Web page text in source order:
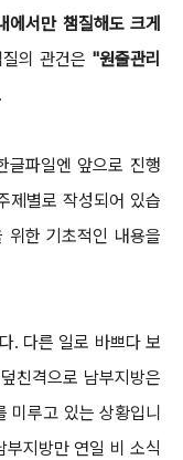
서만 챔질해도 크게
질의 관건은"원줄관리
글파일엔 앞으로 진행
제별로 작성되어 있습
위한 기초적인 내용을
. 다른 일로 바쁘다 보
친격으로 남부지방은
미루고 있는 상황입니
지방만 연일 비 소식